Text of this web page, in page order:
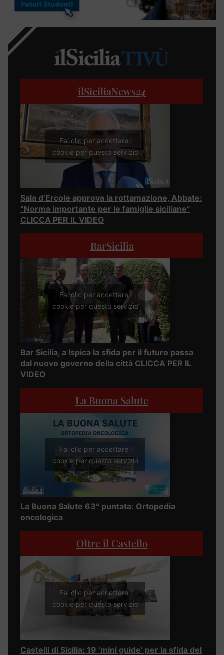
ilSiciliaNews24
Fai clic per accettare i
cookie per questo servizio
Sala d’Ercole approva la rottamazione, Abbate:
“Norma importante per le famiglie siciliane”
CLICCA PER IL VIDEO
BarSicilia
Fai clic per accettare i
cookie per questo servizio
Bar Sicilia, a Ispica la sfida per il futuro passa
dal nuovo governo della città CLICCA PER IL
VIDEO
La Buona Salute
Fai clic per accettare i
cookie per questo servizio
La Buona Salute 63° puntata: Ortopedia
oncologica
Oltre il Castello
Fai clic per accettare i
cookie per questo servizio
Castelli di Sicilia: 19 ‘mini guide’ per la sfida del